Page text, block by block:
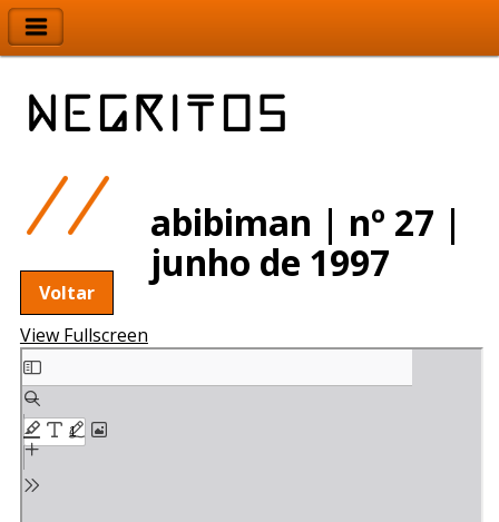
abibiman | nº 27 |
junho de 1997
Voltar
View Fullscreen
Skip
to
PDF
content